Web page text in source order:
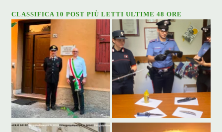
CLASSIFICA 10 POST PIÙ LETTI ULTIME 48 ORE